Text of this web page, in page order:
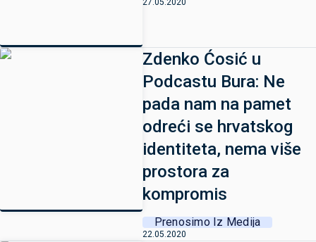
27.05.2020
Zdenko Ćosić u
Podcastu Bura: Ne
pada nam na pamet
odreći se hrvatskog
identiteta, nema više
prostora za
kompromis
Prenosimo Iz Medija
22.05.2020